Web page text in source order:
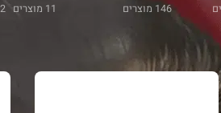
146 מוצרים 11 מוצרים 2 מוצרים
/ השכרת ויברטור